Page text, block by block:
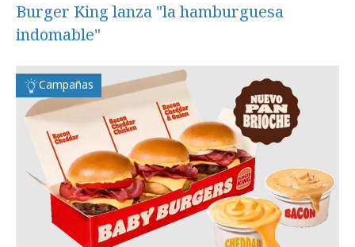
Burger King lanza "la hamburguesa
indomable"
Campañas